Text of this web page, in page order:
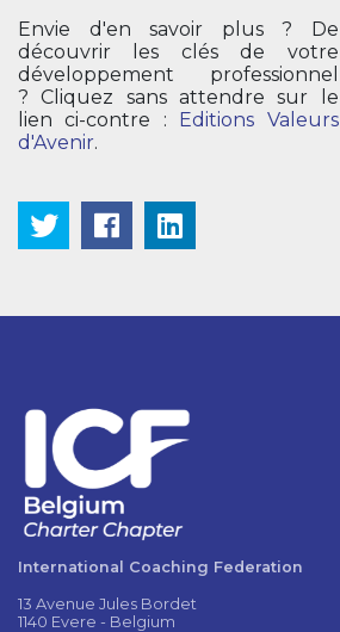
Envie d'en savoir plus ? De
découvrir les clés de votre
développement professionnel
? Cliquez sans attendre sur le
lien ci-contre : Editions Valeurs
d'Avenir.
International Coaching Federation
13 Avenue Jules Bordet
1140 Evere - Belgium